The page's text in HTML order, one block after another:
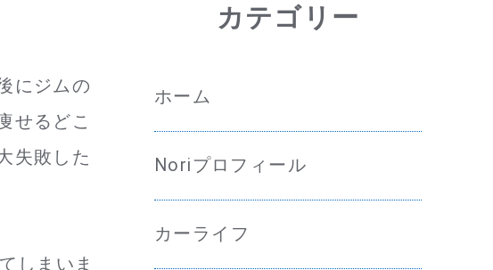
にジムの
せるどこ
失敗した
しまいま
カテゴリー
ホーム
Noriプロフィール
カーライフ